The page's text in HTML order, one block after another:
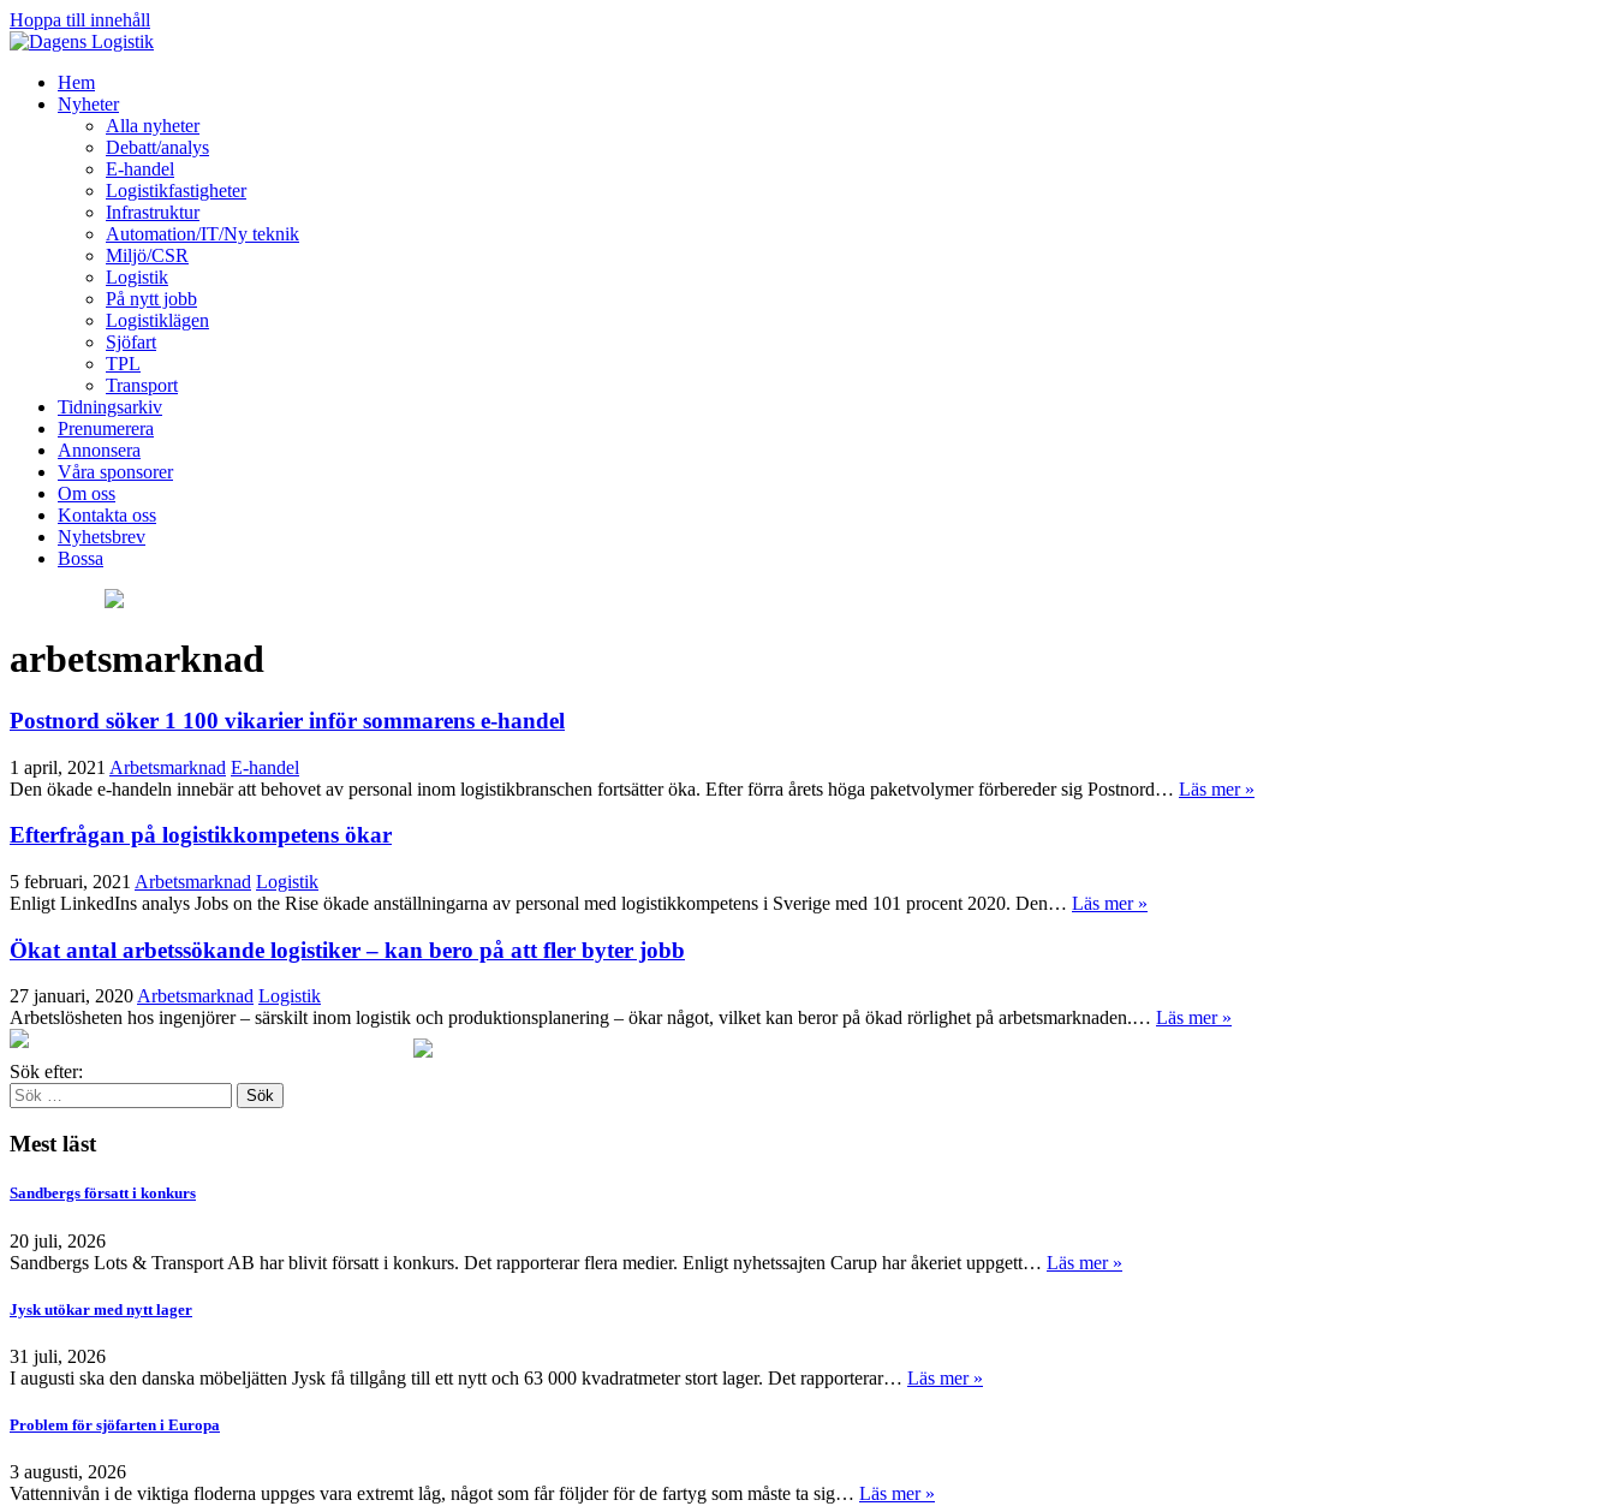
Hoppa till innehåll
Hem
Nyheter
Alla nyheter
Debatt/analys
E-handel
Logistikfastigheter
Infrastruktur
Automation/IT/Ny teknik
Miljö/CSR
Logistik
På nytt jobb
Logistiklägen
Sjöfart
TPL
Transport
Tidningsarkiv
Prenumerera
Annonsera
Våra sponsorer
Om oss
Kontakta oss
Nyhetsbrev
Bossa
arbetsmarknad
Postnord söker 1 100 vikarier inför sommarens e-handel
1 april, 2021 Arbetsmarknad E-handel
Den ökade e-handeln innebär att behovet av personal inom logistikbranschen fortsätter öka. Efter förra årets höga paketvolymer förbereder sig Postnord… Läs mer »
Efterfrågan på logistikkompetens ökar
5 februari, 2021 Arbetsmarknad Logistik
Enligt LinkedIns analys Jobs on the Rise ökade anställningarna av personal med logistikkompetens i Sverige med 101 procent 2020. Den… Läs mer »
Ökat antal arbetssökande logistiker – kan bero på att fler byter jobb
27 januari, 2020Arbetsmarknad Logistik
Arbetslösheten hos ingenjörer – särskilt inom logistik och produktionsplanering – ökar något, vilket kan beror på ökad rörlighet på arbetsmarknaden.… Läs mer »
Sök efter:
Mest läst
Sandbergs försatt i konkurs
20 juli, 2026
Sandbergs Lots & Transport AB har blivit försatt i konkurs. Det rapporterar flera medier. Enligt nyhetssajten Carup har åkeriet uppgett… Läs mer »
Jysk utökar med nytt lager
31 juli, 2026
I augusti ska den danska möbeljätten Jysk få tillgång till ett nytt och 63 000 kvadratmeter stort lager. Det rapporterar… Läs mer »
Problem för sjöfarten i Europa
3 augusti, 2026
Vattennivån i de viktiga floderna uppges vara extremt låg, något som får följder för de fartyg som måste ta sig… Läs mer »